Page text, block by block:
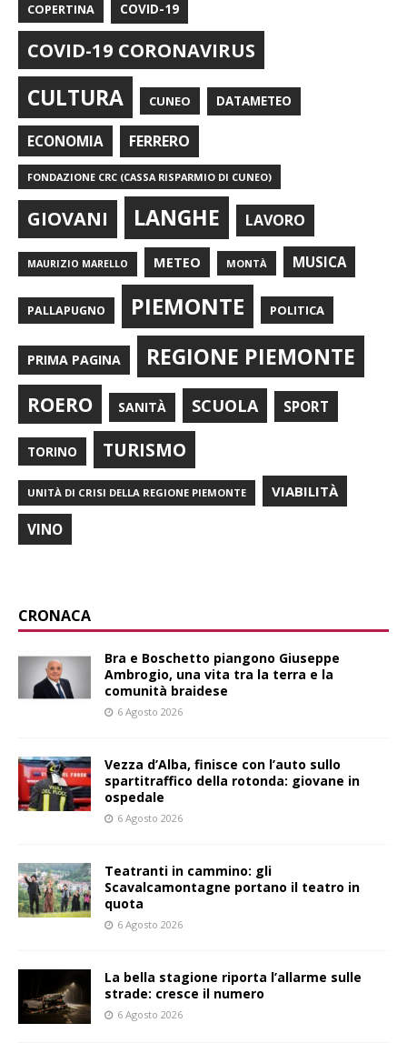
COPERTINA COVID-19
COVID-19 CORONAVIRUS
CULTURA CUNEO DATAMETEO
ECONOMIA FERRERO
FONDAZIONE CRC (CASSA RISPARMIO DI CUNEO)
GIOVANI LANGHE LAVORO
MAURIZIO MARELLO METEO MONTÀ MUSICA
PALLAPUGNO PIEMONTE POLITICA
PRIMA PAGINA REGIONE PIEMONTE
ROERO SANITÀ SCUOLA SPORT
TORINO TURISMO
UNITÀ DI CRISI DELLA REGIONE PIEMONTE VIABILITÀ
VINO
CRONACA
Bra e Boschetto piangono Giuseppe
Ambrogio, una vita tra la terra e la
comunità braidese
6 Agosto 2026
Vezza d’Alba, finisce con l’auto sullo
spartitraffico della rotonda: giovane in
ospedale
6 Agosto 2026
Teatranti in cammino: gli
Scavalcamontagne portano il teatro in
quota
6 Agosto 2026
La bella stagione riporta l’allarme sulle
strade: cresce il numero
6 Agosto 2026